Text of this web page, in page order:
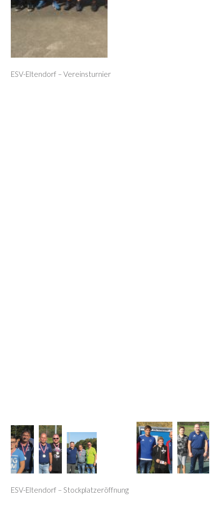
ESV-Eltendorf – Vereinsturnier
ESV-Eltendorf – Stockplatzeröffnung